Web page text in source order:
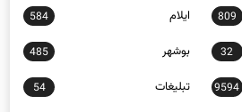
809 ایلام 584
32 بوشهر 485
9594 تبلیغات 54